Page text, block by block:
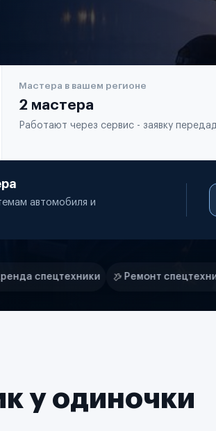
Мастера в вашем регионе
2 мастера
Работают через сервис - заявку
автомобиля и
Ремонт спецтехники Ритейл-сети
у одиночки